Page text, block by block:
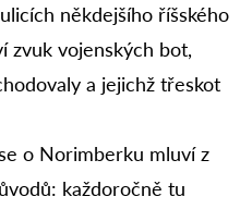
někdejšího říšského
zvuk vojenských bot,
a jejichž třeskot
o Norimberku mluví z
každoročně tu